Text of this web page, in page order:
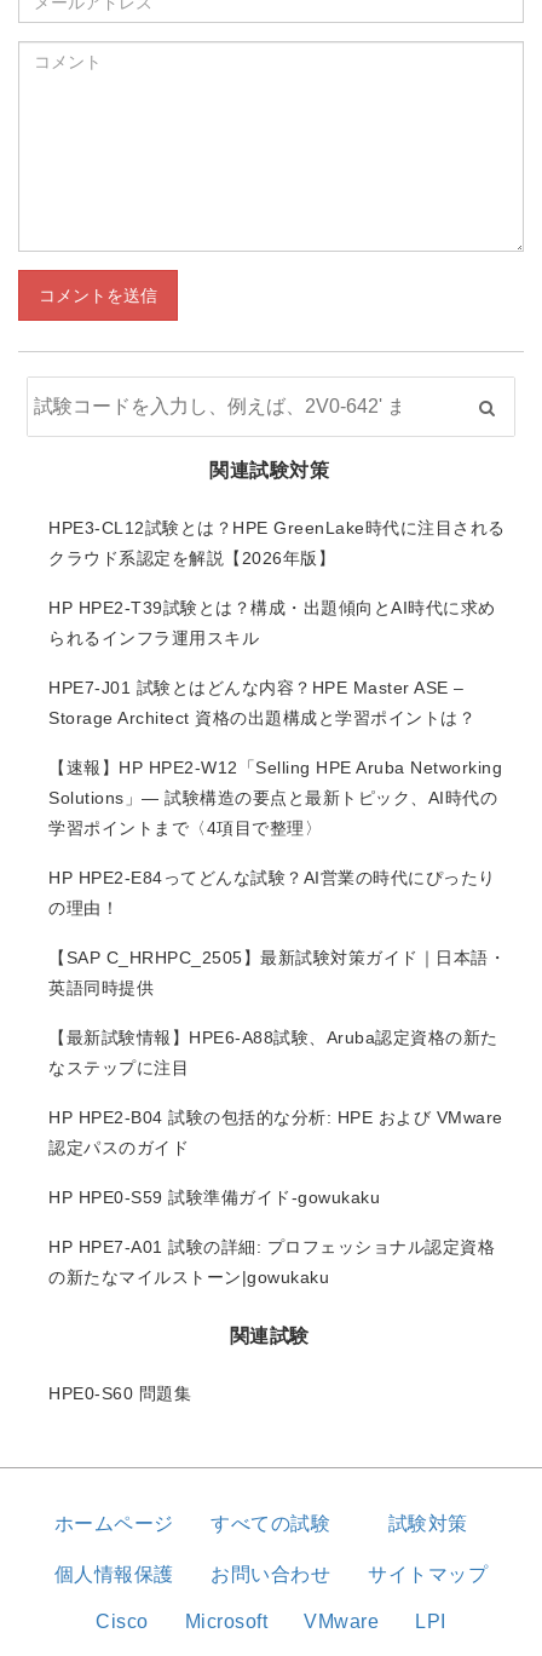
コメントを送信
関連試験対策
HPE3-CL12試験とは？HPE GreenLake時代に注目される
クラウド系認定を解説【2026年版】
HP HPE2-T39試験とは？構成・出題傾向とAI時代に求め
られるインフラ運用スキル
HPE7-J01 試験とはどんな内容？HPE Master ASE –
Storage Architect 資格の出題構成と学習ポイントは？
【速報】HP HPE2-W12「Selling HPE Aruba Networking
Solutions」— 試験構造の要点と最新トピック、AI時代の
学習ポイントまで〈4項目で整理〉
HP HPE2-E84ってどんな試験？AI営業の時代にぴったり
の理由！
【SAP C_HRHPC_2505】最新試験対策ガイド｜日本語・
英語同時提供
【最新試験情報】HPE6-A88試験、Aruba認定資格の新た
なステップに注目
HP HPE2-B04 試験の包括的な分析: HPE および VMware
認定パスのガイド
HP HPE0-S59 試験準備ガイド-gowukaku
HP HPE7-A01 試験の詳細: プロフェッショナル認定資格
の新たなマイルストーン|gowukaku
関連試験
HPE0-S60 問題集
ホームページ すべての試験 試験対策
個人情報保護 お問い合わせ サイトマップ
Cisco Microsoft VMware LPI